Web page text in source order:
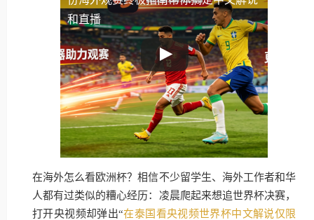
和直播
在海外怎么看欧洲杯？相信不少留学生、海外工作者和华
人都有过类似的糟心经历：凌晨爬起来想追世界杯决赛，
打开央视频却弹出“在泰国看央视频世界杯中文解说仅限